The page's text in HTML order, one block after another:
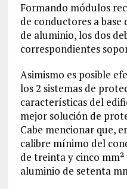
Formando módulos
de conductores a base
de aluminio, los dos
correspondientes
Asimismo es posible
los 2 sistemas de
características del
mejor solución de
Cabe mencionar que,
calibre mínimo del
de treinta y cinco
aluminio de setenta